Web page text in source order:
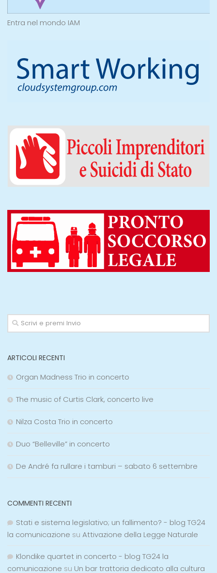
Entra nel mondo IAM
ARTICOLI RECENTI
Organ Madness Trio in concerto
The music of Curtis Clark, concerto live
Nilza Costa Trio in concerto
Duo “Belleville” in concerto
De André fa rullare i tamburi – sabato 6 settembre
COMMENTI RECENTI
Stati e sistema legislativo; un fallimento? - blog TG24
la comunicazione su Attivazione della Legge Naturale
Klondike quartet in concerto - blog TG24 la
comunicazione su Un bar trattoria dedicato alla cultura